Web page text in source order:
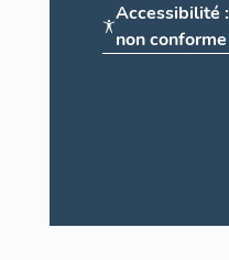
Accessibilité :
non conforme